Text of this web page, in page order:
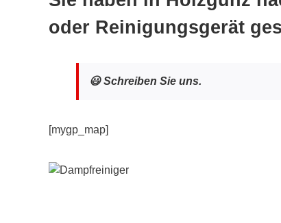
oder Reinigungsgerät
😃 Schreiben Sie uns.
[mygp_map]